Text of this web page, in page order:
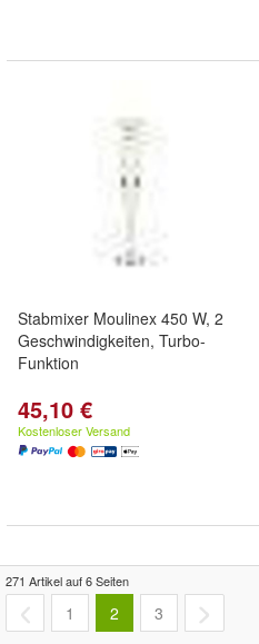
Stabmixer Moulinex 450 W, 2
Geschwindigkeiten, Turbo-
Funktion
45,10 €
Kostenloser Versand
271 Artikel auf 6 Seiten
1 2 3